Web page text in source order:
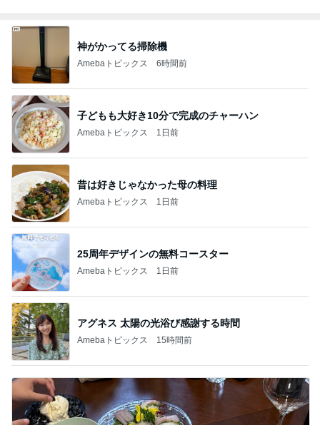
神がかってる掃除機
Amebaトピックス 6時間前
子どもも大好き10分で完成のチャーハン
Amebaトピックス 1日前
昔は好きじゃなかった母の料理
Amebaトピックス 1日前
25周年デザインの無料コースター
Amebaトピックス 1日前
アグネス 太陽の光浴び感謝する時間
Amebaトピックス 15時間前